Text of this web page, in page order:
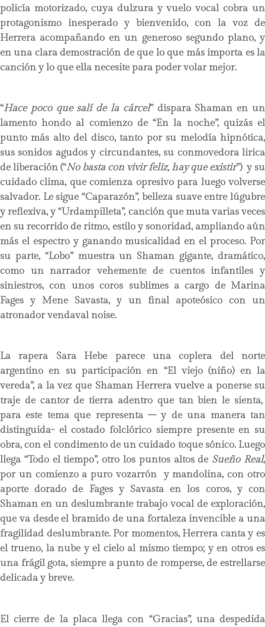
policía motorizado, cuya dulzura y vuelo vocal cobra un
protagonismo inesperado y bienvenido, con la voz de
Herrera acompañando en un generoso segundo plano, y
en una clara demostración de que lo que más importa es la
canción y lo que ella necesite para poder volar mejor.
“Hace poco que salí de la cárcel” dispara Shaman en un
lamento hondo al comienzo de “En la noche”, quizás el
punto más alto del disco, tanto por su melodía hipnótica,
sus sonidos agudos y circundantes, su conmovedora lirica
de liberación (“No basta con vivir feliz, hay que existir”) y su
cuidado clima, que comienza opresivo para luego volverse
salvador. Le sigue “Caparazón”, belleza suave entre lúgubre
y reflexiva, y “Urdampilleta”, canción que muta varias veces
en su recorrido de ritmo, estilo y sonoridad, ampliando aún
más el espectro y ganando musicalidad en el proceso. Por
su parte, “Lobo” muestra un Shaman gigante, dramático,
como un narrador vehemente de cuentos infantiles y
siniestros, con unos coros sublimes a cargo de Marina
Fages y Mene Savasta, y un final apoteósico con un
atronador vendaval noise.
La rapera Sara Hebe parece una coplera del norte
argentino en su participación en “El viejo (niño) en la
vereda”, a la vez que Shaman Herrera vuelve a ponerse su
traje de cantor de tierra adentro que tan bien le sienta,
para este tema que representa – y de una manera tan
distinguida- el costado folclórico siempre presente en su
obra, con el condimento de un cuidado toque sónico. Luego
llega “Todo el tiempo”, otro los puntos altos de Sueño Real,
por un comienzo a puro vozarrón y mandolina, con otro
aporte dorado de Fages y Savasta en los coros, y con
Shaman en un deslumbrante trabajo vocal de exploración,
que va desde el bramido de una fortaleza invencible a una
fragilidad deslumbrante. Por momentos, Herrera canta y es
el trueno, la nube y el cielo al mismo tiempo; y en otros es
una frágil gota, siempre a punto de romperse, de estrellarse
delicada y breve.
El cierre de la placa llega con “Gracias”, una despedida